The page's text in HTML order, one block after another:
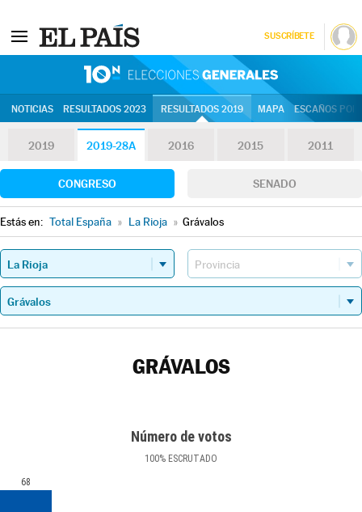
SUSCRÍBETE
NOTICIAS RESULTADOS 2023 RESULTADOS 2019 MAPA ESCAÑOS
2019 2019-28A 2016 2015 2011
CONGRESO SENADO
Estás en: Total España » La Rioja » Grávalos
GRÁVALOS
Número de votos
100% ESCRUTADO
68